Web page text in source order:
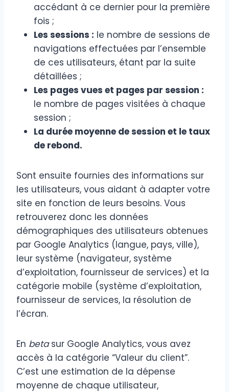
accédant à ce dernier pour la première
fois ;
Les sessions : le nombre de sessions de
navigations effectuées par l’ensemble
de ces utilisateurs, étant par la suite
détaillées ;
Les pages vues et pages par session :
le nombre de pages visitées à chaque
session ;
La durée moyenne de session et le taux
de rebond.
Sont ensuite fournies des informations sur
les utilisateurs, vous aidant à adapter votre
site en fonction de leurs besoins. Vous
retrouverez donc les données
démographiques des utilisateurs obtenues
par Google Analytics (langue, pays, ville),
leur système (navigateur, système
d’exploitation, fournisseur de services) et la
catégorie mobile (système d’exploitation,
fournisseur de services, la résolution de
l’écran.
En betasur Google Analytics, vous avez
accès à la catégorie “Valeur du client”.
C’est une estimation de la dépense
moyenne de chaque utilisateur,